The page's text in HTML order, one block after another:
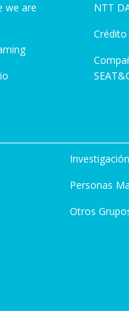
we are
NTT
Investigación
Personas
Otros